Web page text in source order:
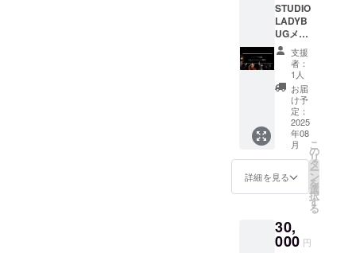
STUDIO
LADYB
UGメン
バー全
員によ
るお礼
のメッ
セージ
動画を
お送り
しま
す。 収
録時間:
約1分間
※メール
にURL
しま
す。
支援
者：
1人
お届
け予
定：
2025
年08
月
詳細を見る
こ
の
リ
タ
ー
ン
を
選
択
す
る
30,
000 円